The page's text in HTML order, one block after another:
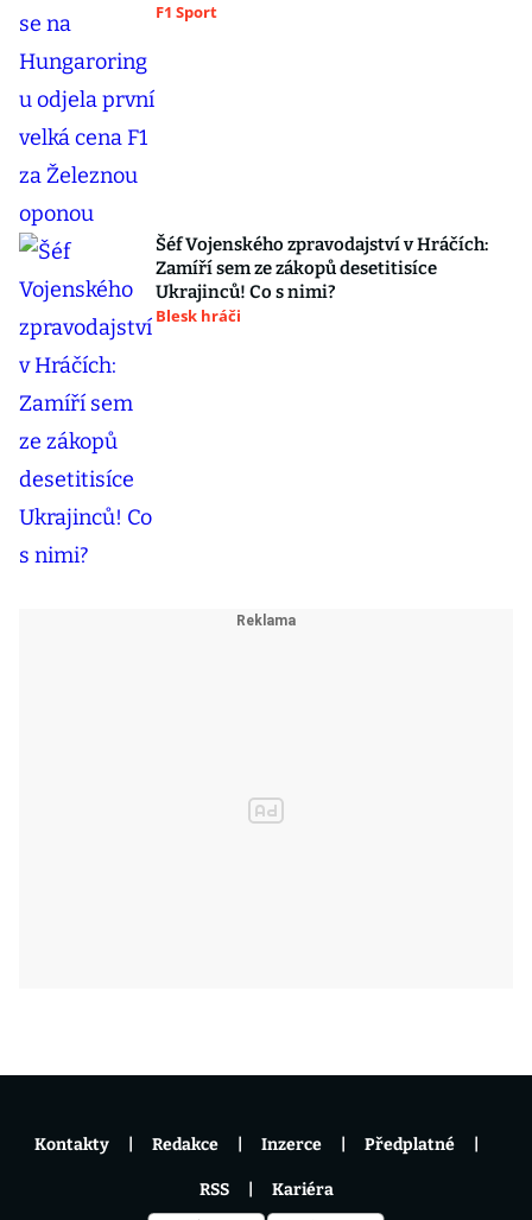
F1 Sport
Šéf Vojenského zpravodajství v Hráčích:
Zamíří sem ze zákopů desetitisíce
Ukrajinců! Co s nimi?
Blesk hráči
Kontakty Redakce Inzerce Předplatné
RSS Kariéra